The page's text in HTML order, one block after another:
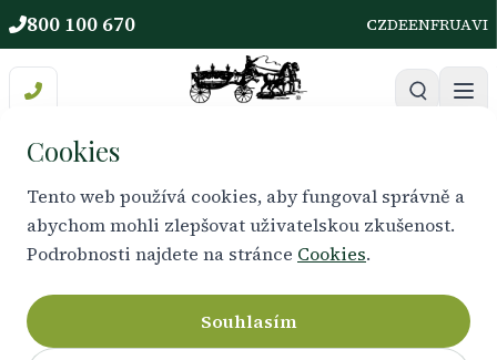
800 100 670 CZDEENFRUAVI
CENÍK SLUŽEB
Ceník pohřebních služeb
Cookies
Tento web používá cookies, aby fungoval správně a
abychom mohli zlepšovat uživatelskou zkušenost.
Podrobnosti najdete na stránce Cookies.
Souhlasím